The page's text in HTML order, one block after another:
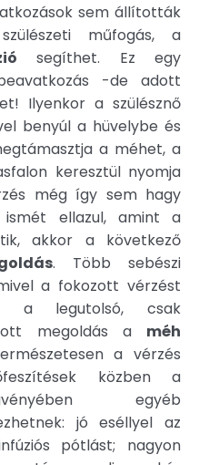
sem állították
műfogás, a
segíthet. Ez egy
-de adott
Ilyenkor a szülésznő
benyúl a hüvelybe és
a méhet, a
keresztül nyomja
még így sem hagy
ellazul, amint a
akkor a következő
. Több sebészi
a fokozott vérzést
a legutolsó, csak
megoldás a méh
a vérzés
közben a
egyéb
jó eséllyel az
pótlást; nagyon